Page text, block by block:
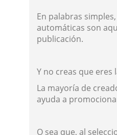
En palabras
automáticas son
publicación.
Y no creas que
La mayoría de
ayuda a
O sea que, al